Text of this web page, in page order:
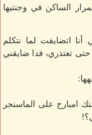
الساكن في وجنتيها
اتضايقت لما نتكلم
حتى تعتذري، فدا ضايقني
امبارح على الماسنجر